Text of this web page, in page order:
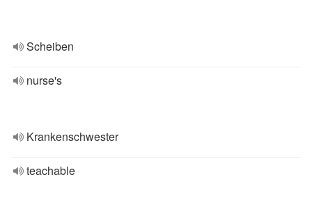
Scheiben
nurse's
Krankenschwester
teachable